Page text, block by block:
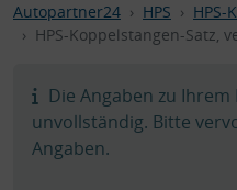
Autopartner24 HPS
HPS-
HPS-Koppelstangen-Satz,
Die Angaben zu Ihrem
unvollständig. Bitte
Angaben.